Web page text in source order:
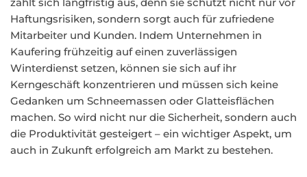
Haftungsrisiken, sondern sorgt auch für zufriedene
Mitarbeiter und Kunden. Indem Unternehmen in
Kaufering frühzeitig auf einen zuverlässigen
Winterdienst setzen, können sie sich auf ihr
Kerngeschäft konzentrieren und müssen sich keine
Gedanken um Schneemassen oder Glatteisflächen
machen. So wird nicht nur die Sicherheit, sondern auch
die Produktivität gesteigert – ein wichtiger Aspekt, um
auch in Zukunft erfolgreich am Markt zu bestehen.